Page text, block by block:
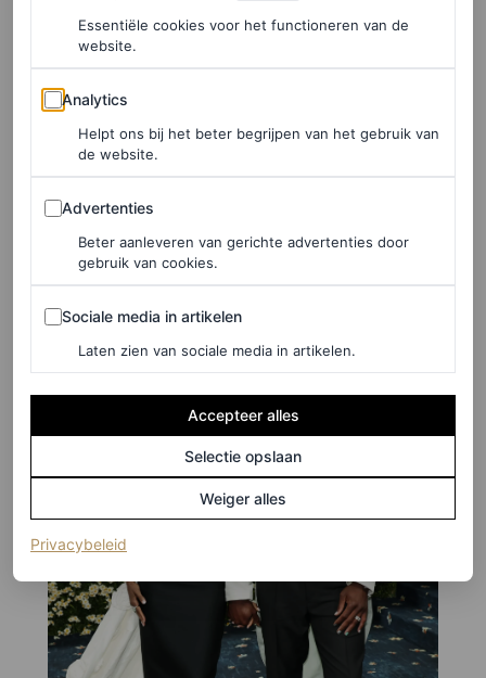
/12
Gabrielle Union en Dwyane Wade
Essentiële cookies voor het functioneren van de
website.
Analytics
Analytics
Helpt ons bij het beter begrijpen van het gebruik van
de website.
Advertenties
Advertenties
Beter aanleveren van gerichte advertenties door
gebruik van cookies.
Sociale media in artikelen
Sociale media in artikelen
Laten zien van sociale media in artikelen.
Accepteer alles
Selectie opslaan
Weiger alles
Privacybeleid